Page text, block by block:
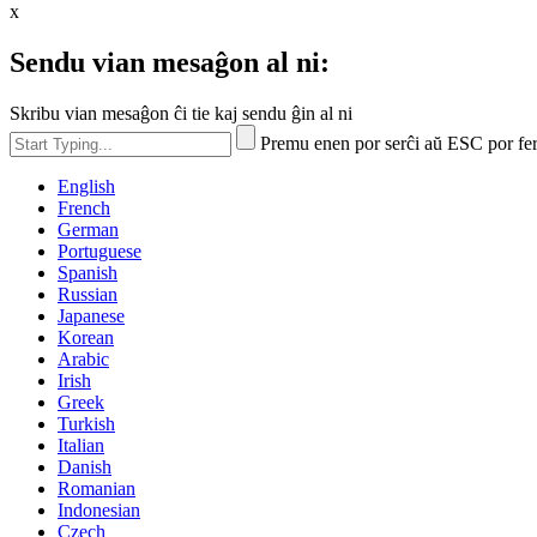
x
Sendu vian mesaĝon al ni:
Skribu vian mesaĝon ĉi tie kaj sendu ĝin al ni
Premu enen por serĉi aŭ ESC por
English
French
German
Portuguese
Spanish
Russian
Japanese
Korean
Arabic
Irish
Greek
Turkish
Italian
Danish
Romanian
Indonesian
Czech